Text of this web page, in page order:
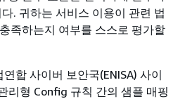
. 귀하는 서비스 이용이 관련 법
족하는지 여부를 스스로 평가할
합 사이버 보안국(ENISA) 사이
리형 Config 규칙 간의 샘플 매핑